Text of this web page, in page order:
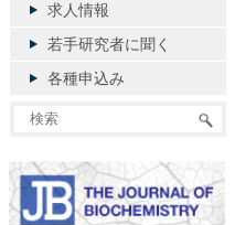
求人情報
若手研究者に聞く
各種申込み